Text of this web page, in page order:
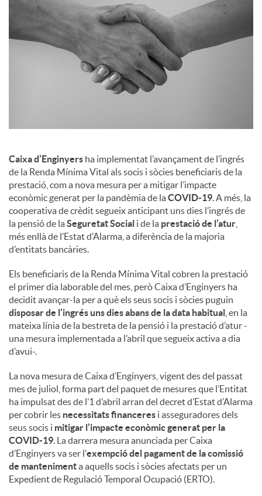
l
Caixa d’Enginyers ha implementat l’avançament de l’ingrés
de la Renda Mínima Vital als socis i sòcies beneficiaris de la
prestació, com a nova mesura per a mitigar l’impacte
econòmic generat per la pandèmia de laCOVID-19. A més, la
cooperativa de crèdit segueix anticipant uns dies l’ingrés de
la pensió de laSeguretat Social i de la prestació de l’atur
més enllà de l’Estat d’Alarma, a diferència de la majoria
d’entitats bancàries.
Els beneficiaris de la Renda Mínima Vital cobren la prestació
el primer dia laborable del mes, però Caixa d’Enginyers ha
decidit avançar-la per a què els seus socis i sòcies puguin
disposar de l’ingrés uns dies abans de la data habitual , en la
mateixa línia de la bestreta de la pensió i la prestació d’atur -
una mesura implementada a l’abril que segueix activa a dia
d’avui-.
La nova mesura de Caixa d’Enginyers, vigent des del passat
mes de juliol, forma part del paquet de mesures que l’Entitat
ha impulsat des de l’1 d’abril arran del decret d’Estat d’Alarma
per cobrir les necessitats financeres i asseguradores dels
seus socis i mitigar l’impacte econòmic generat per la
COVID-19. La darrera mesura anunciada per Caixa
d’Enginyers va ser l’exempció del pagament de la comissió
de mantenimenta aquells socis i sòcies afectats per un
Expedient de Regulació Temporal Ocupació (ERTO).